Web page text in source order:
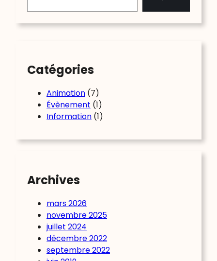
Catégories
Animation (7)
Évènement (1)
Information (1)
Archives
mars 2026
novembre 2025
juillet 2024
décembre 2022
septembre 2022